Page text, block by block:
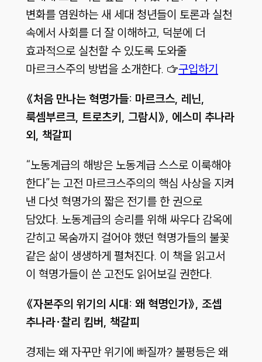
변화를 염원하는 새 세대 청년들이 토론과 실천
속에서 사회를 더 잘 이해하고, 덕분에 더
효과적으로 실천할 수 있도록 도와줄
마르크스주의 방법을 소개한다. ☞구입하기
《처음 만나는 혁명가들: 마르크스, 레닌,
룩셈부르크, 트로츠키, 그람시 》, 에스미 추나라
외, 책갈피
“노동계급의 해방은 노동계급 스스로 이룩해야
한다”는 고전 마르크스주의의 핵심 사상을 지켜
낸 다섯 혁명가의 짧은 전기를 한 권으로
담았다. 노동계급의 승리를 위해 싸우다 감옥에
갇히고 목숨까지 걸어야 했던 혁명가들의 불꽃
같은 삶이 생생하게 펼쳐진다. 이 책을 읽고서
이 혁명가들이 쓴 고전도 읽어보길 권한다.
《자본주의 위기의 시대: 왜 혁명인가》, 조셉
추나라·찰리 킴버, 책갈피
경제는 왜 자꾸만 위기에 빠질까? 불평등은 왜